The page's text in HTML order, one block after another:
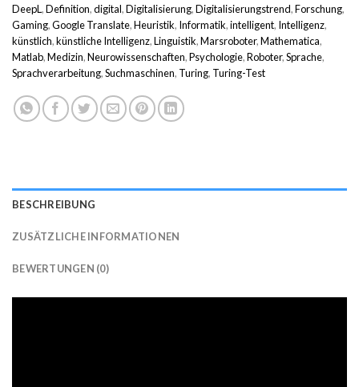
DeepL,Definition,digital,Digitalisierung,Digitalisierungstrend,Forschung,
Gaming,Google Translate,Heuristik, Informatik,intelligent, Intelligenz,
künstlich,künstliche Intelligenz,Linguistik,Marsroboter,Mathematica,
Matlab,Medizin,Neurowissenschaften,Psychologie,Roboter,Sprache,
Sprachverarbeitung,Suchmaschinen, Turing, Turing-Test
BESCHREIBUNG
ZUSÄTZLICHE INFORMATIONEN
BEWERTUNGEN (0)